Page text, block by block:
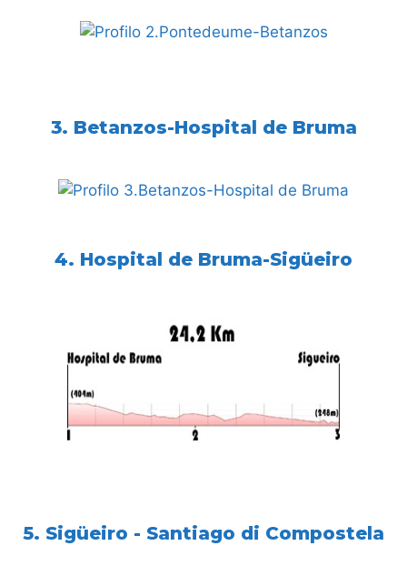
3. Betanzos-Hospital de Bruma
4. Hospital de Bruma-Sigüeiro
5. Sigüeiro - Santiago di Compostela